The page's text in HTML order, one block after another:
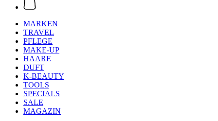
MARKEN
TRAVEL
PFLEGE
MAKE-UP
HAARE
DUFT
K-BEAUTY
TOOLS
SPECIALS
SALE
MAGAZIN